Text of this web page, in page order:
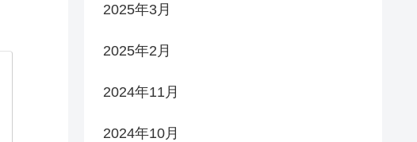
2025年3月
2025年2月
2024年11月
2024年10月